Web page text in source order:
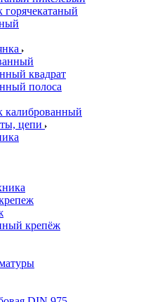
квадрат
полоса
калиброванный
цепи
крепёж